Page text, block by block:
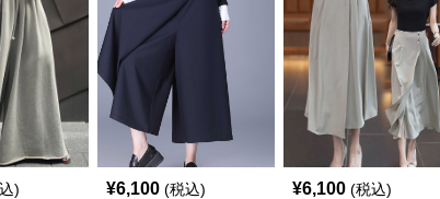
) ¥6,100 (税込) ¥6,100 (税込)